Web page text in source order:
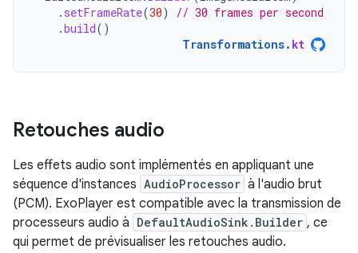
. setFrameRate(30)
// 30 frames per second
.build()
Transformations. kt
Retouches audio
Les effets audio sont implémentés en appliquant une
séquence d'instances AudioProcessor à l'audio brut
(PCM). ExoPlayer est compatible avec la transmission de
processeurs audio à DefaultAudioSink.Builder , ce
qui permet de prévisualiser les retouches audio.